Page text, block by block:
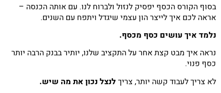
בסוף הקורס הכסף יפסיק לנזול ולברוח לנו. עם אותה הכנסה –
אראה לכם איך לייצר הון עצמי שיגדל ויתפח עם השנים.
נלמד איך עושים כסף מכסף.
נראה איך מבט קצת אחר על התקציב שלנו, יותיר בבנק הרבה יותר
כסף פנוי.
לא צריך לעבוד קשה יותר, צריךלנצל נכון את מה שיש.